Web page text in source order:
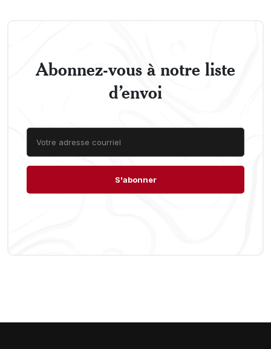
Abonnez-vous à notre liste
d’envoi